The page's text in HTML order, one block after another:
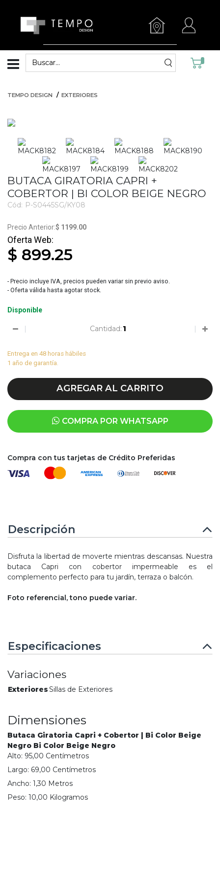
TEMPO DESIGN EXTERIORES
BUTACA GIRATORIA CAPRI +
COBERTOR | BI COLOR BEIGE NEGRO
Cód: P-S0445SG/KY08
$ 1199.00
$ 899.25
- Precio incluye IVA, precios pueden variar sin previo aviso.
- Oferta válida hasta agotar stock.
Disponible
Cantidad:
Entrega en 48 horas hábiles
1 año de garantía.
AGREGAR AL CARRITO
COMPRA POR WHATSAPP
Compra con tus tarjetas de Crédito Preferidas
Descripción
Disfruta la libertad de moverte mientras descansas. Nuestra
butaca Capri con cobertor impermeable es el
complemento perfecto para tu jardín, terraza o balcón.
Foto referencial, tono puede variar.
Especificaciones
Variaciones
ExterioresSillas de Exteriores
Dimensiones
Butaca Giratoria Capri + Cobertor | Bi Color Beige
Negro Bi Color Beige Negro
Alto: 95,00 Centímetros
Largo: 69,00 Centímetros
Ancho: 1,30 Metros
Peso: 10,00 Kilogramos